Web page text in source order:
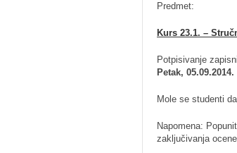
Predmet:
Kurs 23.1. –
Potpisivanje
Petak,
Mole se studenti
Napomena:
zaključivanja